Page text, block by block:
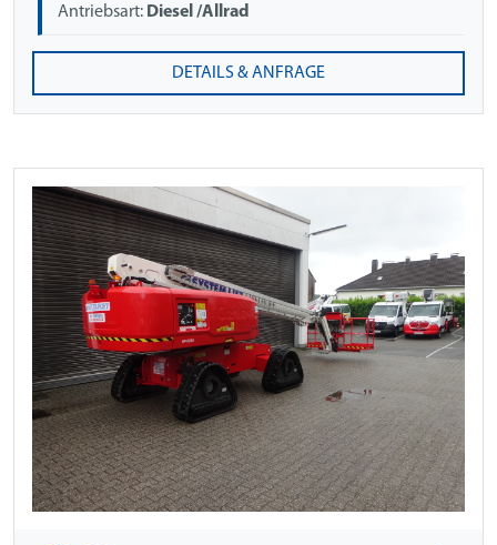
Antriebsart: Diesel /Allrad
DETAILS & ANFRAGE